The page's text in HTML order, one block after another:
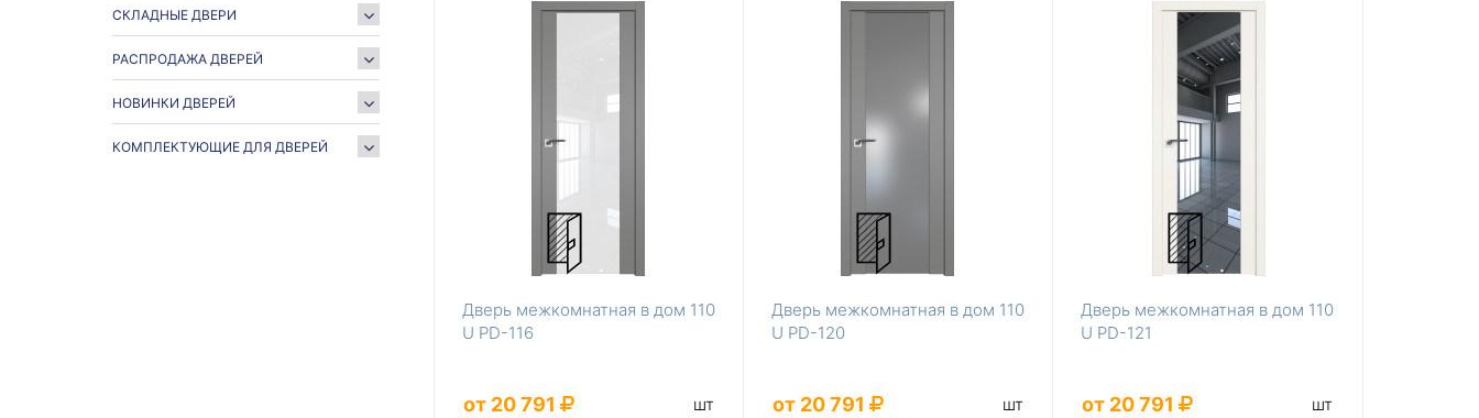
СКЛАДНЫЕ ДВЕРИ
РАСПРОДАЖА ДВЕРЕЙ
НОВИНКИ ДВЕРЕЙ
КОМПЛЕКТУЮЩИЕ ДЛЯ ДВЕРЕЙ
Дверь межкомнатная в дом 110
U PD-116
от 20 791 шт
Дверь межкомнатная в дом 110
U PD-120
от 20 791 шт
Дверь межкомнатная в дом 110
U PD-121
от 20 791 шт